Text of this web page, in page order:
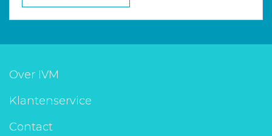
Over IVM
Klantenservice
Contact